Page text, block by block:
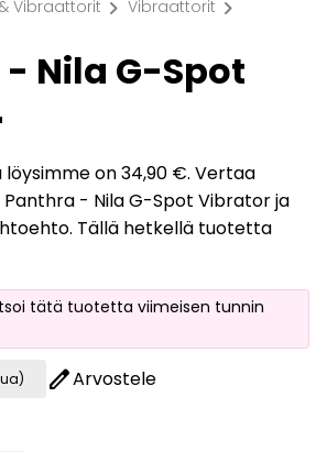
Vibraattorit chevron_right Vibraattorit chevron_right
Nila G-Spot
löysimme on 34,90 €. Vertaa
- Nila G-Spot Vibrator ja
Tällä hetkellä tuotetta
tätä tuotetta viimeisen tunnin
editArvostele